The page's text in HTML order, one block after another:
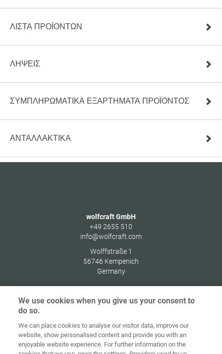
ΛΊΣΤΑ ΠΡΟΪΌΝΤΩΝ
ΛΉΨΕΙΣ
ΣΥΜΠΛΗΡΩΜΑΤΙΚΑ ΕΞΑΡΤΗΜΑΤΑ ΠΡΟΪΟΝΤΟΣ
ΑΝΤΑΛΛΑΚΤΙΚΆ
wolfcraft GmbH
+49 2655 510
info@wolfcraft.com
Wolffstraße 1
56746 Kempenich
Germany
Αρχική Επικοινωνία
Στοιχεία
έκδοσης
Προστασία
δεδομένων
Γενικοί Όροι Οδηγίες για
We use cookies when you give us your consent to
do so.
We can place cookies to analyse our visitor data, improve our
website, show personalised content and provide you with an
enjoyable website experience. For further information on the